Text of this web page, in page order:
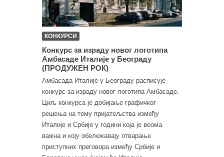
КОНКУРСИ
Конкурс за израду новог логотипа
Амбасаде Италије у Београду
(ПРОДУЖЕН РОК)
Амбасада Италије у Београду расписује
конкурс за израду новог логотипа Амбасаде.
Циљ конкурса је добијање графичког
решења на тему пријатељства између
Италије и Србије у години која је веома
важна и коју обележавају отварање
приступних преговора између Србије и